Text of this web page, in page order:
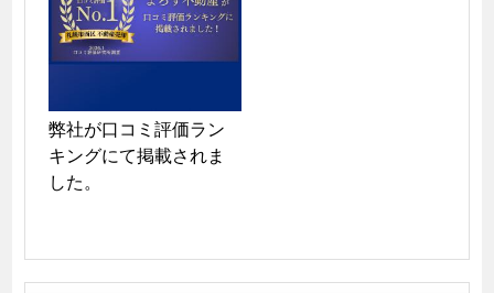
弊社が口コミ評価ラン
キングにて掲載されま
した。